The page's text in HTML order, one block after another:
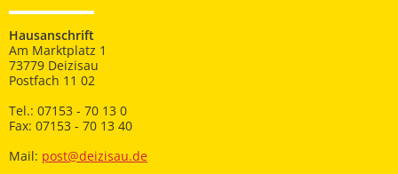
Hausanschrift
Am Marktplatz 1
73779 Deizisau
Postfach 11 02
Tel.: 07153 - 70 13 0
Fax: 07153 - 70 13 40
Mail: post@deizisau.de